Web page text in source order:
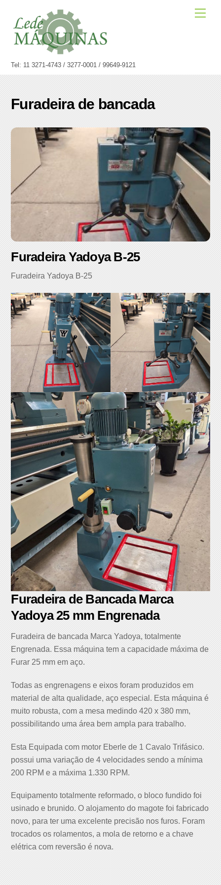
content
Tel: 11 3271-4743 / 3277-0001 / 99649-9121
Furadeira de bancada
Furadeira Yadoya B-25
Furadeira Yadoya B-25
Furadeira de Bancada Marca
Yadoya 25 mm Engrenada
Furadeira de bancada Marca Yadoya, totalmente
Engrenada. Essa máquina tem a capacidade máxima de
Furar 25 mm em aço.
Todas as engrenagens e eixos foram produzidos em
material de alta qualidade, aço especial. Esta máquina é
muito robusta, com a mesa medindo 420 x 380 mm,
possibilitando uma área bem ampla para trabalho.
Esta Equipada com motor Eberle de 1 Cavalo Trifásico.
possui uma variação de 4 velocidades sendo a mínima
200 RPM e a máxima 1.330 RPM.
Equipamento totalmente reformado, o bloco fundido foi
usinado e brunido. O alojamento do magote foi fabricado
novo, para ter uma excelente precisão nos furos. Foram
trocados os rolamentos, a mola de retorno e a chave
elétrica com reversão é nova.